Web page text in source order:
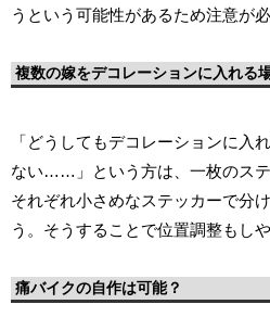
うという可能性があるため注意が必
複数の嫁をデコレーションに入れる
「どうしてもデコレーションに入
ない……」という方は、一枚のステ
それぞれ小さめなステッカーで分
う。そうすることで位置調整もし
痛バイクの自作は可能？